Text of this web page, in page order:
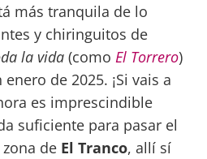
más tranquila de lo
y chiringuitos de
la vida(como El Torrero)
de 2025. ¡Si vais a
es imprescindible
suficiente para pasar el
de El Tranco, allí sí